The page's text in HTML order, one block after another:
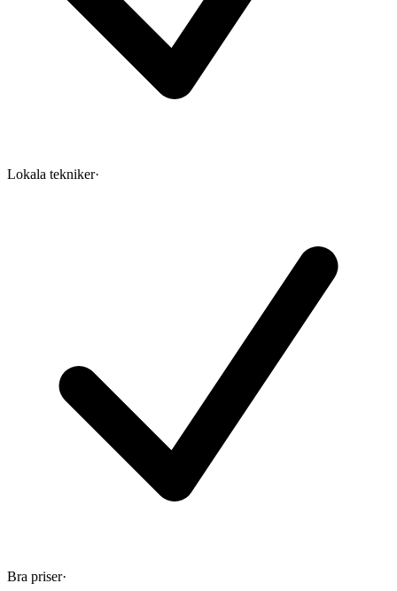
Lokala tekniker·
Bra priser·